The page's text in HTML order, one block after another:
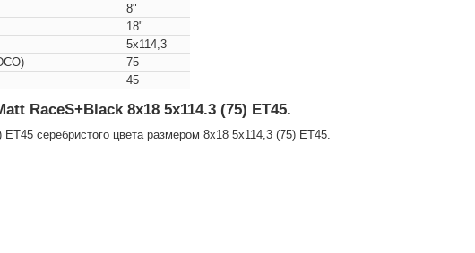
8"
18"
5x114,3
75
45
RaceS+Black 8x18 5x114.3 (75) ET45.
серебристого цвета размером 8x18 5x114,3 (75) ET45.